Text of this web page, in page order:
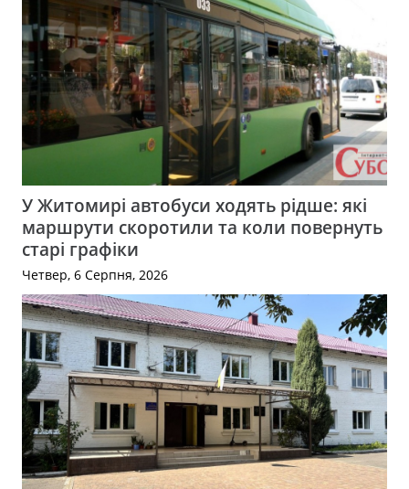
У Житомирі автобуси ходять рідше: які
маршрути скоротили та коли повернуть
старі графіки
Четвер, 6 Серпня, 2026